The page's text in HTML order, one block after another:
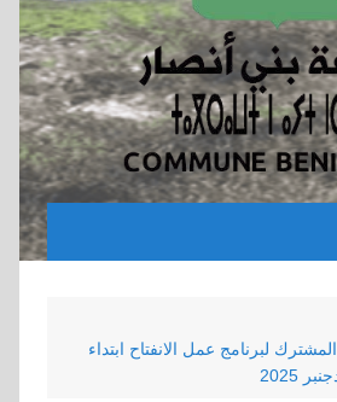
لبرنامج عمل الانفتاح ابتداء